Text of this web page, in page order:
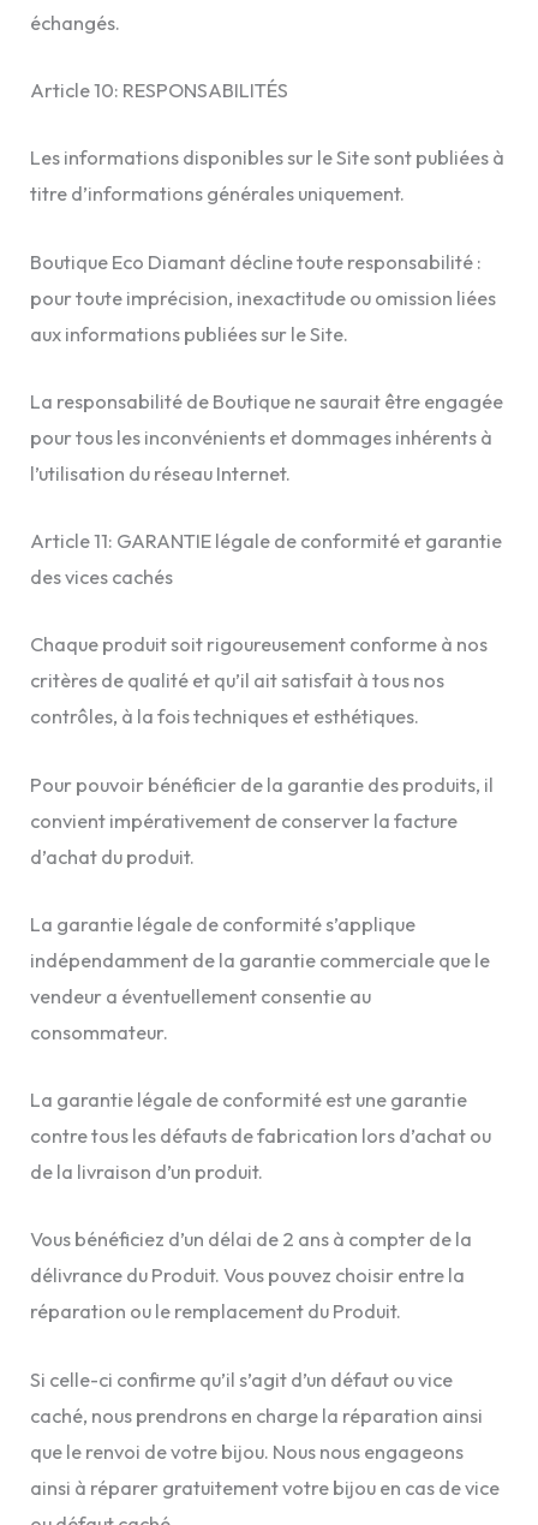
échangés.
Article 10: RESPONSABILITÉS
Les informations disponibles sur le Site sont publiées à
titre d’informations générales uniquement.
Boutique Eco Diamant décline toute responsabilité :
pour toute imprécision, inexactitude ou omission liées
aux informations publiées sur le Site.
La responsabilité de Boutique ne saurait être engagée
pour tous les inconvénients et dommages inhérents à
l’utilisation du réseau Internet.
Article 11: GARANTIE légale de conformité et garantie
des vices cachés
Chaque produit soit rigoureusement conforme à nos
critères de qualité et qu’il ait satisfait à tous nos
contrôles, à la fois techniques et esthétiques.
Pour pouvoir bénéficier de la garantie des produits, il
convient impérativement de conserver la facture
d’achat du produit.
La garantie légale de conformité s’applique
indépendamment de la garantie commerciale que le
vendeur a éventuellement consentie au
consommateur.
La garantie légale de conformité est une garantie
contre tous les défauts de fabrication lors d’achat ou
de la livraison d’un produit.
Vous bénéficiez d’un délai de 2 ans à compter de la
délivrance du Produit. Vous pouvez choisir entre la
réparation ou le remplacement du Produit.
Si celle-ci confirme qu’il s’agit d’un défaut ou vice
caché, nous prendrons en charge la réparation ainsi
que le renvoi de votre bijou. Nous nous engageons
ainsi à réparer gratuitement votre bijou en cas de vice